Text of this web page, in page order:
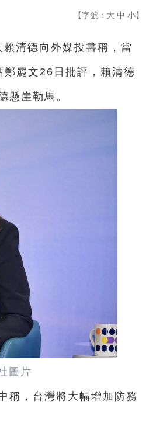
【字號： 大 中 小】
清德向外媒投書稱，當
鄭麗文26日批評，賴清德
懸崖勒馬。
圖片
稱，台灣將大幅增加防務